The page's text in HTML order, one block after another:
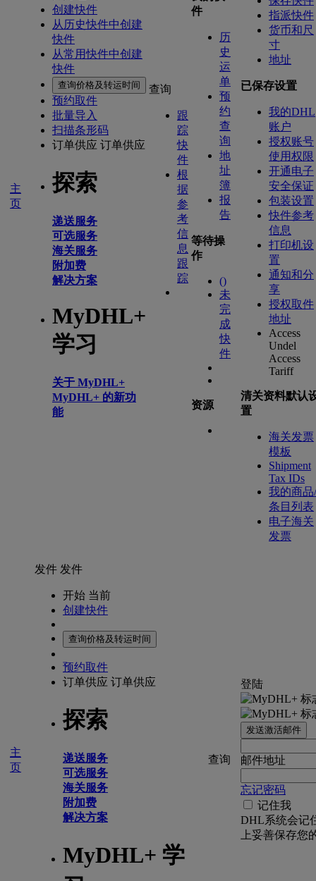
主
页
创建快件
从历史快件中创建
快件
从常用快件中创建
快件
查询价格及转运时间
预约取件
批量导入
扫描条形码
订单供应 订单供应
探索
递送服务
可选服务
海关服务
附加费
解决方案
MyDHL+
学习
关于 MyDHL+
MyDHL+ 的新功
能
查询
跟
踪
快
件
根
据
参
考
信
息
跟
踪
件
历
史
运
单
预
约
查
询
地
址
簿
报
告
等待操
作
()
未
完
成
快
件
资源
指派快件
货币和尺
寸
地址
已保存设置
我的DHL
账户
授权账号
使用权限
开通电子
安全保证
包装设置
快件参考
信息
打印机设
置
通知和分
享
授权取件
地址
Access
Undel
Access
Tariff
清关资料默认
置
海关发票
模板
Shipment
Tax IDs
我的商品/
条目列表
电子海关
发票
主
页
发件 发件
开始 当前
创建快件
查询价格及转运时间
预约取件
订单供应 订单供应
探索
递送服务
可选服务
海关服务
附加费
解决方案
MyDHL+ 学
查询
登陆
发送激活邮件
邮件地址
忘记密码
记住我
DHL系统会记
上妥善保存您